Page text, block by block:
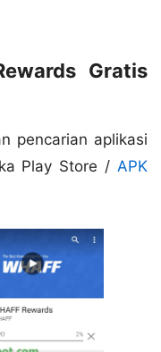
Gratis
pencarian aplikasi
Play Store / APK